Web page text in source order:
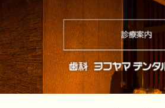
アクセス